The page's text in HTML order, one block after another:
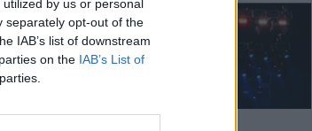
by us or personal
separately opt-out of the
IAB’s list of downstream
on the IAB’s List of